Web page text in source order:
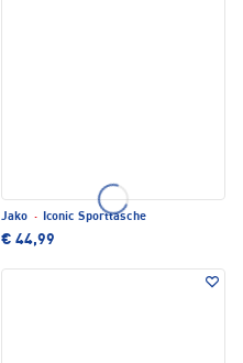
Jako · Iconic Sporttasche
€ 44,99